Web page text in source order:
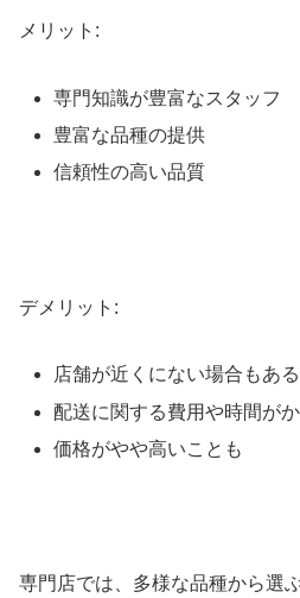
メリット:
専門知識が豊富なスタッフ
豊富な品種の提供
信頼性の高い品質
デメリット:
店舗が近くにない場合もある
配送に関する費用や時間が
価格がやや高いことも
専門店では、多様な品種から選